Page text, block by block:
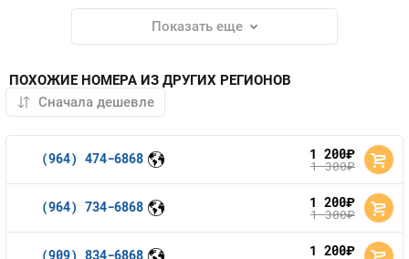
Показать еще
ПОХОЖИЕ НОМЕРА ИЗ ДРУГИХ РЕГИОНОВ
(964) 474-6868 1 200руб.
1 300руб.
(964) 734-6868 1 200руб.
1 300руб.
(909) 834-6868 1 200руб.